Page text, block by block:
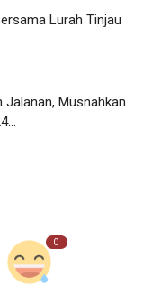
Lurah Tinjau
Jalanan, Musnahkan
0